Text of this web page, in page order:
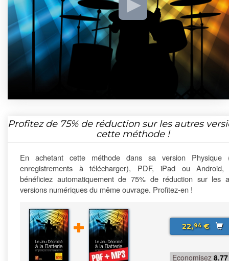
Profitez de 75%de réduction sur les autres
cette méthode !
En achetant cette méthode dans sa version Physique
enregistrements à télécharger), PDF, iPad ou Android,
bénéficiez automatiquement de 75% de réduction sur les
versions numériques du même ouvrage. Profitez-en !
22,94€
Economisez 8.77